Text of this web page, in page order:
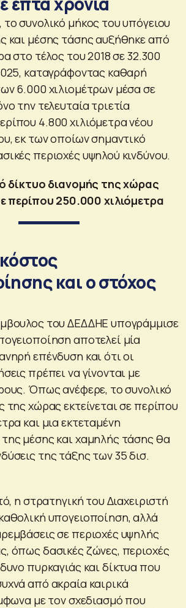
συνολικό μήκος του υπόγειου
και μέσης τάσης αυξήθηκε από
στο τέλος του 2018 σε 32.300
καταγράφοντας καθαρή
6.000 χιλιομέτρων μέσα σε
την τελευταία τριετία
4.800 χιλιόμετρα νέου
εκ των οποίων σημαντικό
περιοχές υψηλού κινδύνου.
δίκτυο διανομής της χώρας
περίπου 250.000 χιλιόμετρα
και ο στόχος
του ΔΕΔΔΗΕ υπογράμμισε
αποτελεί μία
επένδυση και ότι οι
πρέπει να γίνονται με
Όπως ανέφερε, το συνολικό
της χώρας εκτείνεται σε περίπου
και μια εκτεταμένη
μέσης και χαμηλής τάσης θα
της τάξης των 35 δισ.
η στρατηγική του Διαχειριστή
υπογειοποίηση, αλλά
σε περιοχές υψηλής
όπως δασικές ζώνες, περιοχές
πυρκαγιάς και δίκτυα που
από ακραία καιρικά
με τον σχεδιασμό που